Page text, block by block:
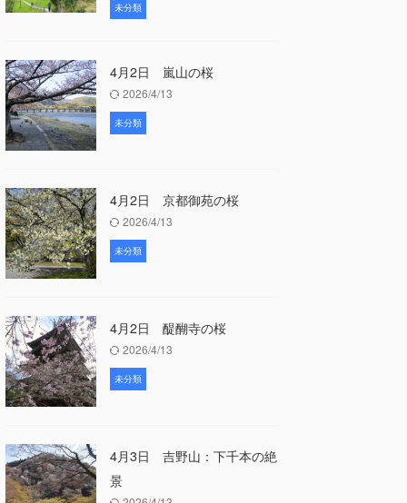
未分類
4月2日 嵐山の桜
2026/4/13
未分類
4月2日 京都御苑の桜
2026/4/13
未分類
4月2日 醍醐寺の桜
2026/4/13
未分類
4月3日 吉野山：下千本の絶
景